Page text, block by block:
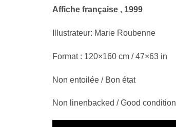
Affiche française , 1999
Illustrateur: Marie Roubenne
Format : 120×160 cm / 47×63 in
Non entoilée / Bon état
Non linenbacked / Good condition